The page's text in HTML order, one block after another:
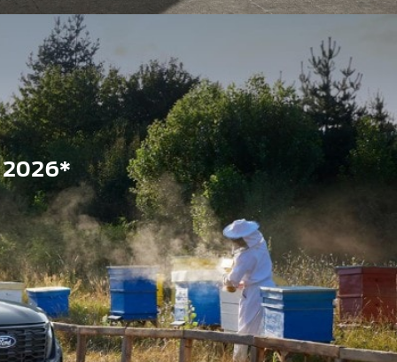
2026*